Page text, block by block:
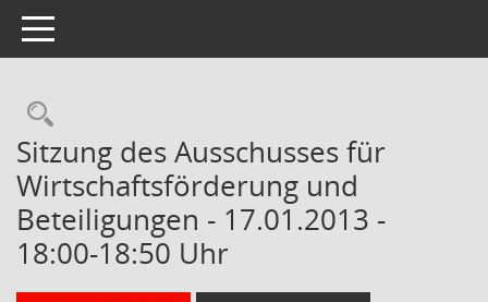
Toggle navigation
Rechercheauswahl
Sitzung des Ausschusses für
Wirtschaftsförderung und
Beteiligungen - 17.01.2013 -
18:00-18:50 Uhr